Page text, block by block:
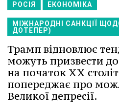
РОСІЯ ЕКОНОМІКА
МІЖНАРОДНІ САНКЦІЇ
ДОТЕПЕР)
Трамп відновлює
можуть призвести до
на початок ХХ
попереджає про
Великої депресії.